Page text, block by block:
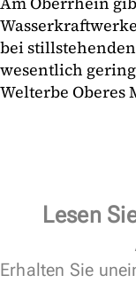
bei
wesentlich
Welterbe
Lesen
Erhalten Sie